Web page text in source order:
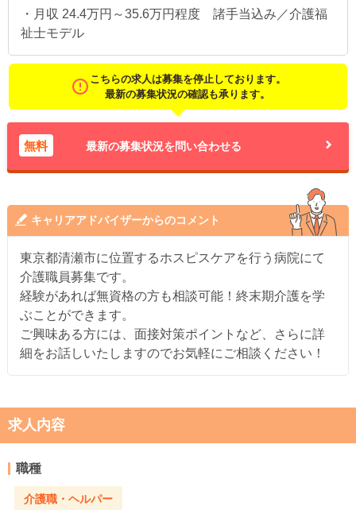
・月収 24.4万円～35.6万円程度 諸手当込み／介護福
祉士モデル
こちらの求人は募集を停止しております。
最新の募集状況の確認も承ります。
無料 最新の募集状況を問い合わせる
キャリアアドバイザーからのコメント
東京都清瀬市に位置するホスピスケアを行う病院にて
介護職員募集です。
経験があれば無資格の方も相談可能！終末期介護を学
ぶことができます。
ご興味ある方には、面接対策ポイントなど、さらに詳
細をお話しいたしますのでお気軽にご相談ください！
求人内容
職種
介護職・ヘルパー